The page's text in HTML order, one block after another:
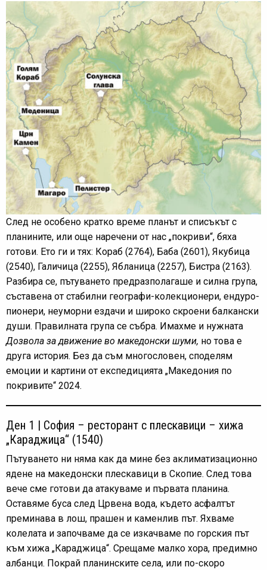
След не особено кратко време планът и списъкът с
планините, или още наречени от нас „покриви“, бяха
готови. Ето ги и тях: Кораб (2764), Баба (2601), Якубица
(2540), Галичица (2255), Ябланица (2257), Бистра (2163).
Разбира се, пътуването предразполагаше и силна група,
съставена от стабилни географи-колекционери, ендуро-
пионери, неуморни ездачи и широко скроени балкански
души. Правилната група се събра. Имахме и нужната
Дозвола за движение во македонски шуми, но това е
друга история. Без да съм многословен, споделям
емоции и картини от експедицията „Македония по
покривите“ 2024.
Ден 1 | София – ресторант с плескавици – хижа
„Караджица“ (1540)
Пътуването ни няма как да мине без аклиматизационно
ядене на македонски плескавици в Скопие. След това
вече сме готови да атакуваме и първата планина.
Оставяме буса след Црвена вода, където асфалтът
преминава в лош, прашен и каменлив път. Яхваме
колелата и започваме да се изкачваме по горския път
към хижа „Караджица“. Срещаме малко хора, предимно
албанци. Покрай планинските села, или по-скоро